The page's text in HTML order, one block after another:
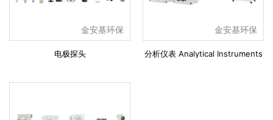
金安基环保
电极探头
金安基环保
分析仪表 Analytical Instruments